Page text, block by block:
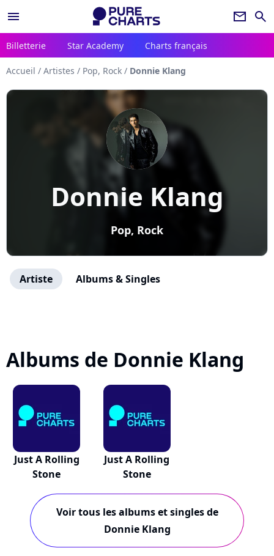
menu newsletter search
Billetterie Star Academy Charts français
Accueil / Artistes / Pop, Rock / Donnie Klang
Donnie Klang
Pop, Rock
Artiste Albums & Singles
Albums de Donnie Klang
Just A Rolling
Stone
Just A Rolling
Stone
Voir tous les albums et singles de
Donnie Klang